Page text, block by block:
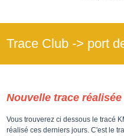
Trace Club -> port
Nouvelle trace
Vous trouverez ci dessous le tracé
réalisé ces derniers jours. C'est le